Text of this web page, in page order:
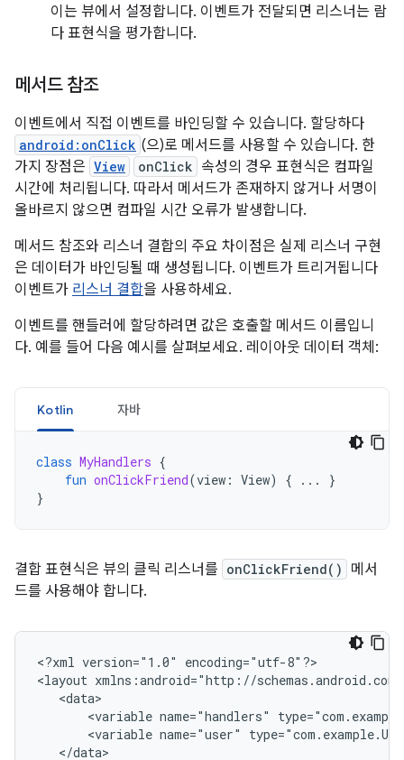
이는 뷰에서 설정합니다. 이벤트가 전달되면 리스너는 람
다 표현식을 평가합니다.
메서드 참조
이벤트에서 직접 이벤트를 바인딩할 수 있습니다. 할당하다
android:onClick (으)로 메서드를 사용할 수 있습니다. 한
가지 장점은 View onClick 속성의 경우 표현식은 컴파일
시간에 처리됩니다. 따라서 메서드가 존재하지 않거나 서명이
올바르지 않으면 컴파일 시간 오류가 발생합니다.
메서드 참조와 리스너 결합의 주요 차이점은 실제 리스너 구현
은 데이터가 바인딩될 때 생성됩니다. 이벤트가 트리거됩니다
이벤트가 리스너 결합을 사용하세요.
이벤트를 핸들러에 할당하려면 값은 호출할 메서드 이름입니
다. 예를 들어 다음 예시를 살펴보세요. 레이아웃 데이터 객체:
Kotlin 자바
class MyHandlers {
fun onClickFriend(view : View) { ...
}
}
결합 표현식은 뷰의 클릭 리스너를 onClickFriend()
메서
드를 사용해야 합니다.
<?xml version="1.0"
encoding="utf-8"?>
<layout
<variable name="handlers"
<variable name="user"